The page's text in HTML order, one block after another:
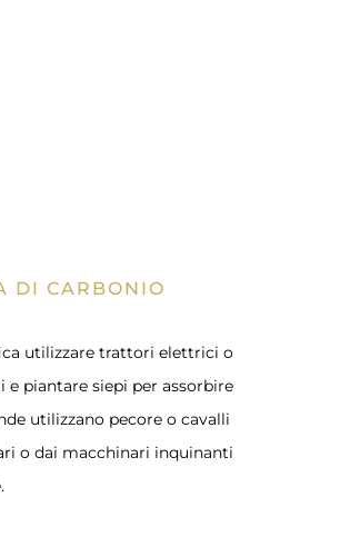
DI CARBONIO
utilizzare trattori elettrici o
piantare siepi per assorbire
utilizzano pecore o cavalli
o dai macchinari inquinanti